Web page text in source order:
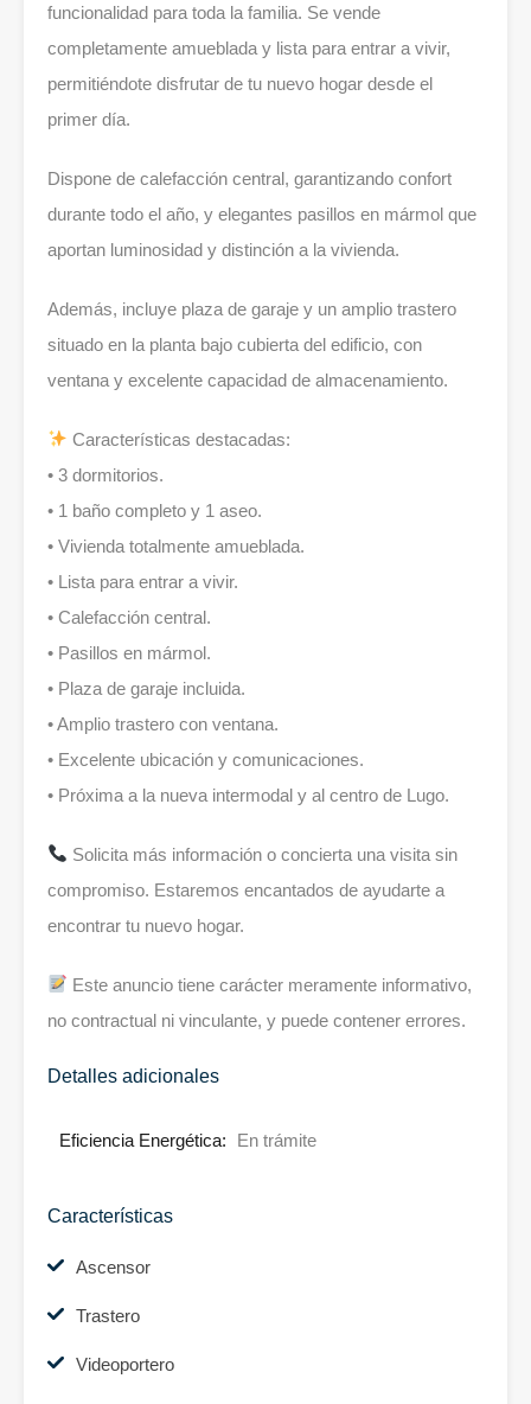
funcionalidad para toda la familia. Se vende
completamente amueblada y lista para entrar a vivir,
permitiéndote disfrutar de tu nuevo hogar desde el
primer día.
Dispone de calefacción central, garantizando confort
durante todo el año, y elegantes pasillos en mármol que
aportan luminosidad y distinción a la vivienda.
Además, incluye plaza de garaje y un amplio trastero
situado en la planta bajo cubierta del edificio, con
ventana y excelente capacidad de almacenamiento.
Características destacadas:
• 3 dormitorios.
• 1 baño completo y 1 aseo.
• Vivienda totalmente amueblada.
• Lista para entrar a vivir.
• Calefacción central.
• Pasillos en mármol.
• Plaza de garaje incluida.
• Amplio trastero con ventana.
• Excelente ubicación y comunicaciones.
• Próxima a la nueva intermodal y al centro de Lugo.
Solicita más información o concierta una visita sin
compromiso. Estaremos encantados de ayudarte a
encontrar tu nuevo hogar.
Este anuncio tiene carácter meramente informativo,
no contractual ni vinculante, y puede contener errores.
Detalles adicionales
Eficiencia Energética: En trámite
Características
Ascensor
Trastero
Videoportero